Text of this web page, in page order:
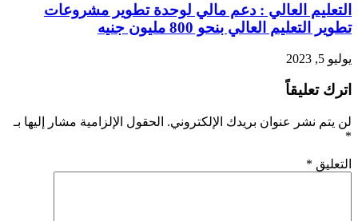
التعليم العالي : دعم مالي لوحدة تطوير مشروعات
تطوير التعليم العالي بنحو 800 مليون جنيه
يوليو 5, 2023
اترك تعليقاً
لن يتم نشر عنوان بريدك الإلكتروني. الحقول الإلزامية مشار إليها بـ
*
التعليق *